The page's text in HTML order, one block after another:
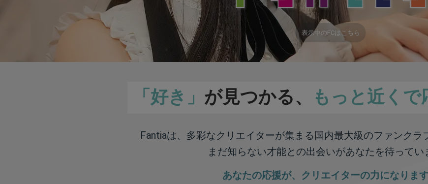
表示中のFCはこちら
「好き」 が見つかる、 もっと近くで
Fantiaは、多彩なクリエイターが集まる国内最大級のファンクラ
まだ知らない才能との出会いがあなたを待ってい
あなたの応援が、 クリエイターの力になります